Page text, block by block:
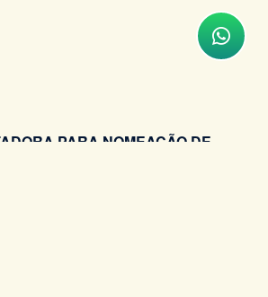
PARA NOMEAÇÃO DE